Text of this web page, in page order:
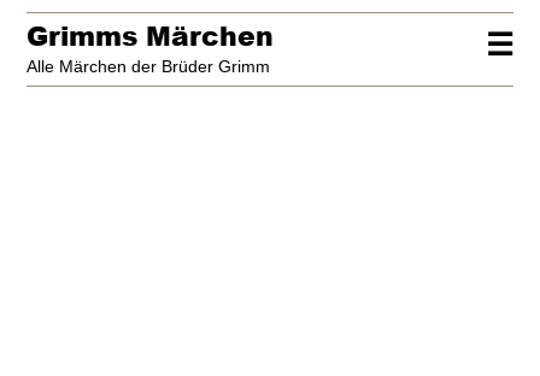
☰
Grimms Märchen
Alle Märchen der Brüder Grimm